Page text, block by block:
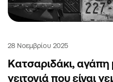
28 Νοεμβρίου 2025
Κατσαριδάκι, αγάπη
γειτονιά που είναι